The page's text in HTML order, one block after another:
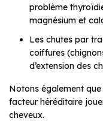
problème
magnésium et
Les chutes par
coiffures
d’extension des
Notons également
facteur héréditaire
cheveux.